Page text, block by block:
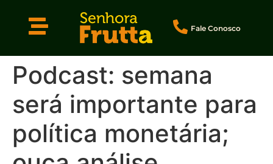
Fale Conosco
Podcast: semana
será importante para
política monetária;